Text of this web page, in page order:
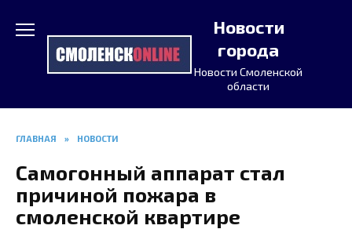
содержанию
Новости
города
Новости Смоленской
области
ГЛАВНАЯ » НОВОСТИ
Самогонный аппарат стал
причиной пожара в
смоленской квартире